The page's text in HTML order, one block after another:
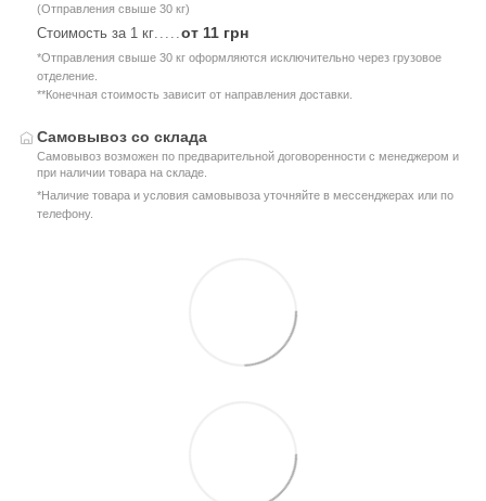
(Отправления свыше 30 кг)
Стоимость за 1 кг от 11 грн
*Отправления свыше 30 кг оформляются исключительно через грузовое
отделение.
**Конечная стоимость зависит от направления доставки.
Самовывоз со склада
Самовывоз возможен по предварительной договоренности с менеджером и
при наличии товара на складе.
*Наличие товара и условия самовывоза уточняйте в мессенджерах или по
телефону.